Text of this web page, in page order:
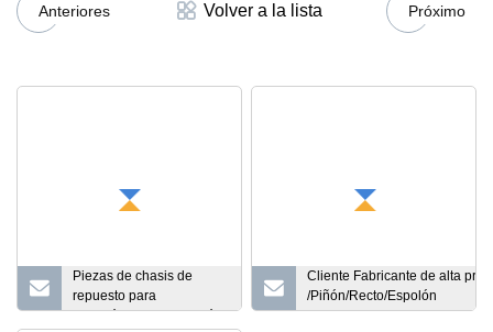
Anteriores Volver a la lista Próximo
Piezas de chasis de
repuesto para
automóviles de precisión,
Cliente Fabricante de alta
/Piñón/Recto/Espolón
helicoidal/Planetario/